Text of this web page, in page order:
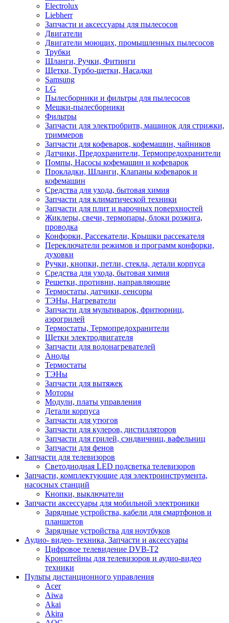
Electrolux
Liebherr
Запчасти и аксессуары для пылесосов
Двигатели
Двигатели моющих, промышленных пылесосов
Трубки
Шланги, Ручки, Фитинги
Щетки, Турбо-щетки, Насадки
Samsung
LG
Пылесборники и фильтры для пылесосов
Мешки-пылесборники
Фильтры
Запчасти для электробритв, машинок для стрижки,
триммеров
Запчасти для кофеварок, кофемашин, чайников
Датчики, Предохранители, Термопредохранители
Помпы, Насосы кофемашин и кофеварок
Прокладки, Шланги, Клапаны кофеварок и
кофемашин
Средства для ухода, бытовая химия
Запчасти для климатической техники
Запчасти для плит и варочных поверхностей
Жиклеры, свечи, термопары, блоки розжига,
проводка
Конфорки, Рассекатели, Крышки рассекателя
Переключатели режимов и программ конфорки,
духовки
Ручки, кнопки, петли, стекла, детали корпуса
Средства для ухода, бытовая химия
Решетки, противни, направляющие
Термостаты, датчики, сенсоры
ТЭНы, Нагреватели
Запчасти для мультиварок, фритюрниц,
аэрогрилей
Термостаты, Термопредохранители
Щетки электродвигателя
Запчасти для водонагревателей
Аноды
Термостаты
ТЭНы
Запчасти для вытяжек
Моторы
Модули, платы управления
Детали корпуса
Запчасти для утюгов
Запчасти для кулеров, дистилляторов
Запчасти для грилей, сэндвичниц, вафельниц
Запчасти для фенов
Запчасти для телевизоров
Светодиодная LED подсветка телевизоров
Запчасти, комплектующие для электроинструмента,
насосных станций
Кнопки, выключатели
Запчасти аксессуары для мобильной электроники
Зарядные устройства, кабели для смартфонов и
планшетов
Зарядные устройства для ноутбуков
Аудио- видео- техника, Запчасти и аксессуары
Цифровое телевидение DVB-T2
Кронштейны для телевизоров и аудио-видео
техники
Пульты дистанционного управления
Acer
Aiwa
Akai
Akira